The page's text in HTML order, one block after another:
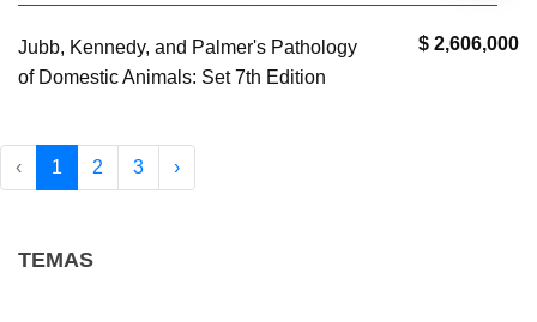
TEMAS
$ 2,606,000
Jubb, Kennedy, and Palmer's Pathology
of Domestic Animals: Set 7th Edition
‹ 1 2 3 ›